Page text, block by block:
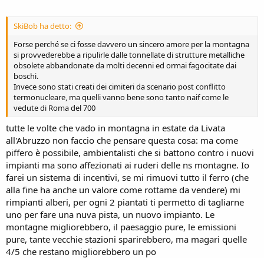
SkiBob ha detto:
Forse perché se ci fosse davvero un sincero amore per la montagna
si provvederebbe a ripulirle dalle tonnellate di strutture metalliche
obsolete abbandonate da molti decenni ed ormai fagocitate dai
boschi.
Invece sono stati creati dei cimiteri da scenario post conflitto
termonucleare, ma quelli vanno bene sono tanto naif come le
vedute di Roma del 700
tutte le volte che vado in montagna in estate da Livata
all'Abruzzo non faccio che pensare questa cosa: ma come
piffero è possibile, ambientalisti che si battono contro i nuovi
impianti ma sono affezionati ai ruderi delle ns montagne. Io
farei un sistema di incentivi, se mi rimuovi tutto il ferro (che
alla fine ha anche un valore come rottame da vendere) mi
rimpianti alberi, per ogni 2 piantati ti permetto di tagliarne
uno per fare una nuva pista, un nuovo impianto. Le
montagne migliorebbero, il paesaggio pure, le emissioni
pure, tante vecchie stazioni sparirebbero, ma magari quelle
4/5 che restano migliorebbero un po